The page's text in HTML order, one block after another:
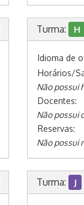
Turma: H
Idioma de
Horários/
Não possui
Docentes:
Não possui
Reservas:
Não possui
Turma: J